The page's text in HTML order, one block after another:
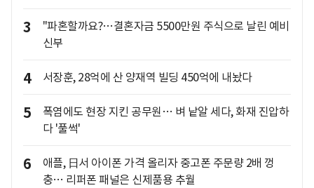
3
"파혼할까요?…결혼자금 5500만원 주식으로 날린 예비
신부
4 서장훈, 28억에 산 양재역 빌딩 450억에 내놨다
5
폭염에도 현장 지킨 공무원… 벼 낱알 세다, 화재 진압하
다 '풀썩'
6
애플, 日서 아이폰 가격 올리자 중고폰 주문량 2배 껑
충… 리퍼폰 패널은 신제품용 추월